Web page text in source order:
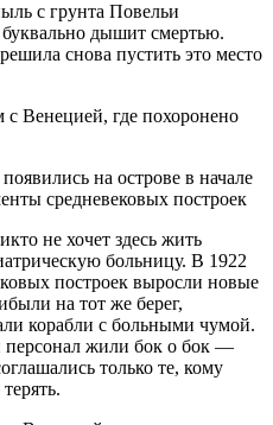
с грунта Повельи
дышит смертью.
снова пустить это место
на острове в начале
средневековых построек
не хочет здесь жить
больницу. В 1922
построек выросли новые
на тот же берег,
корабли с больными чумой.
жили бок о бок —
только те, кому